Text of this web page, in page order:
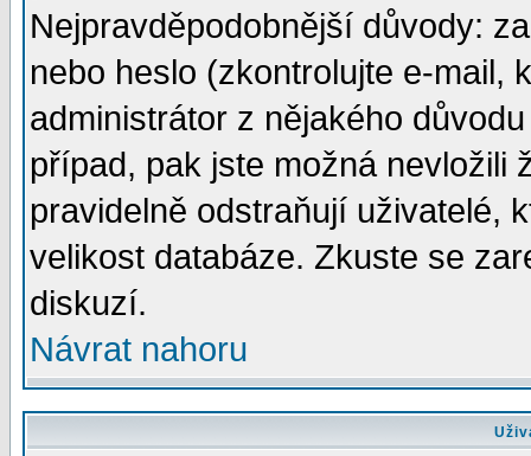
Nejpravděpodobnější důvody:
nebo heslo (zkontrolujte e-mail,
administrátor z nějakého
případ, pak jste možná nevložili
pravidelně odstraňují uživatelé,
velikost databáze. Zkuste se
diskuzí.
Návrat nahoru